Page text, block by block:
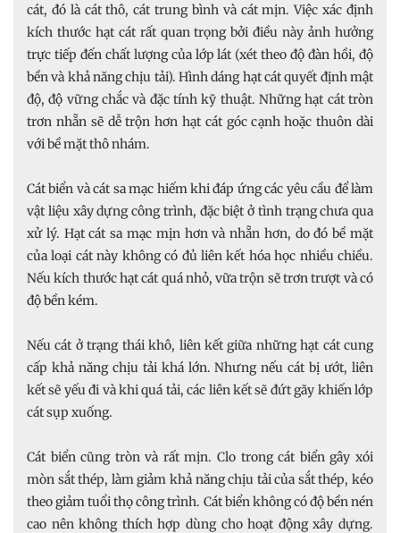
cát, đó là cát thô, cát trung bình và cát mịn. Việc xác định
kích thước hạt cát rất quan trọng bởi điều này ảnh hưởng
trực tiếp đến chất lượng của lớp lát (xét theo độ đàn hồi, độ
bền và khả năng chịu tải). Hình dáng hạt cát quyết định mật
độ, độ vững chắc và đặc tính kỹ thuật. Những hạt cát tròn
trơn nhẵn sẽ dễ trộn hơn hạt cát góc cạnh hoặc thuôn dài
với bề mặt thô nhám.
Cát biển và cát sa mạc hiếm khi đáp ứng các yêu cầu để làm
vật liệu xây dựng công trình, đặc biệt ở tình trạng chưa qua
xử lý. Hạt cát sa mạc mịn hơn và nhẵn hơn, do đó bề mặt
của loại cát này không có đủ liên kết hóa học nhiều chiều.
Nếu kích thước hạt cát quá nhỏ, vữa trộn sẽ trơn trượt và có
độ bền kém.
Nếu cát ở trạng thái khô, liên kết giữa những hạt cát cung
cấp khả năng chịu tải khá lớn. Nhưng nếu cát bị ướt, liên
kết sẽ yếu đi và khi quá tải, các liên kết sẽ đứt gãy khiến lớp
cát sụp xuống.
Cát biển cũng tròn và rất mịn. Clo trong cát biển gây xói
mòn sắt thép, làm giảm khả năng chịu tải của sắt thép, kéo
theo giảm tuổi thọ công trình. Cát biển không có độ bền nén
cao nên không thích hợp dùng cho hoạt động xây dựng.